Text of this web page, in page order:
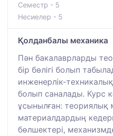
Семестр - 5
Несиелер - 5
Қолданбалы механика
Пән бакалаврларды
бір бөлігі болып
инженерлік-техникалық
болып саналады. Курс
ұсынылған: теориялық
материалдардың
бөлшектері,